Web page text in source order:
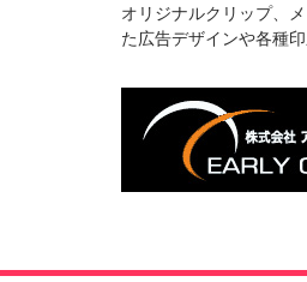
オリジナルクリップ、
た広告デザインや各種